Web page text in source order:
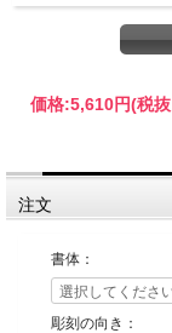
価格:5,610円(税
注文
書体：
彫刻の向き：